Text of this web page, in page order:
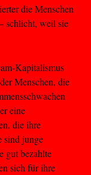
die Menschen
schlicht, weil sie
Kapitalismus
Menschen, die
eine
die ihre
sind junge
gut bezahlte
sich für ihre